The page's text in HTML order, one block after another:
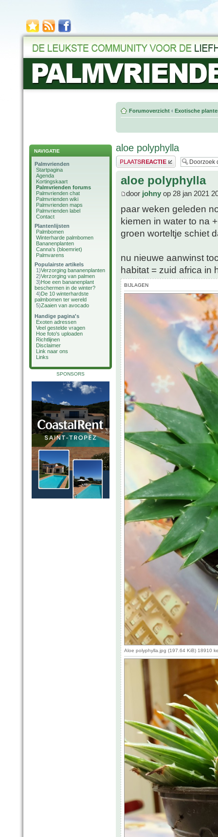
NAVIGATIE
Palmvrienden
Startpagina
Agenda
Kortingskaart
Palmvrienden forums
Palmvrienden chat
Palmvrienden wiki
Palmvrienden maps
Palmvrienden label
Contact
Plantenlijsten
Palmbomen
Winterharde palmbomen
Bananenplanten
Canna's (bloemriet)
Palmvarens
Populairste artikels
1)Verzorging bananenplanten
2)Verzorging van palmen
3)Hoe een bananenplant
beschermen in de winter?
4)De 10 winterhardste
palmbomen ter wereld
5)Zaaien van avocado
Handige pagina's
Exoten adressen
Veel gestelde vragen
Hoe foto's uploaden
Richtlijnen
Disclaimer
Link naar ons
Links
SPONSORS
Forumoverzicht ‹ Exotische
aloe polyphylla
Plaats een reactie
aloe polyphylla
door johny op 28 jan 2021
paar weken geleden
kiemen in water to na
groen worteltje schiet
nu nieuwe aanwinst
habitat = zuid africa in
BIJLAGEN
Aloe polyphylla.jpg (197.64 KiB) 18910